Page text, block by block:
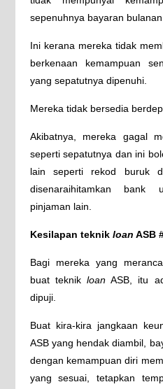
sepenuhnya bayaran
Ini kerana mereka tidak
berkenaan kemampuan
yang sepatutnya dipenuhi.
Mereka tidak bersedia
Akibatnya, mereka gagal
seperti sepatutnya dan ini
lain seperti rekod buruk
disenaraihitamkan bank
pinjaman lain.
Kesilapan teknik loan ASB
Bagi mereka yang
buat teknikloan ASB, itu
dipuji.
Buat kira-kira jangkaan
ASB yang hendak diambil,
dengan kemampuan diri
yang sesuai, tetapkan